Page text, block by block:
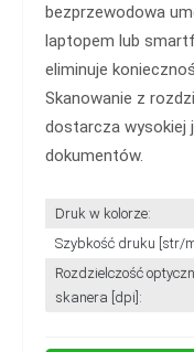
bezprzewodowa
laptopem lub
eliminuje
Skanowanie z
dostarcza wysokiej
dokumentów.
Druk w kolorze:
Szybkość druku [str/
Rozdzielczość
skanera [dpi]: